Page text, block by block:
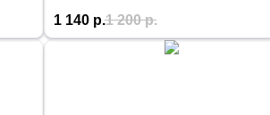
1 140 р.1 200 р.